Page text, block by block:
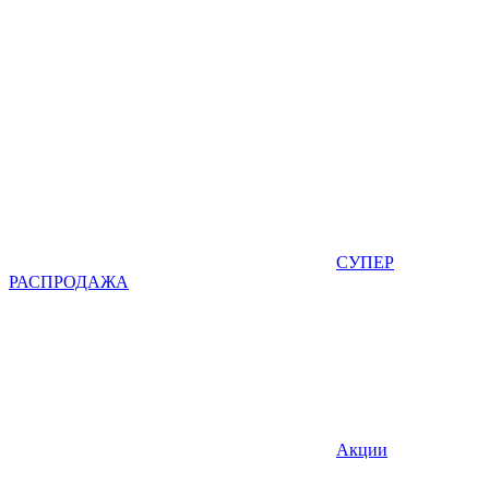
СУПЕР
РАСПРОДАЖА
Акции